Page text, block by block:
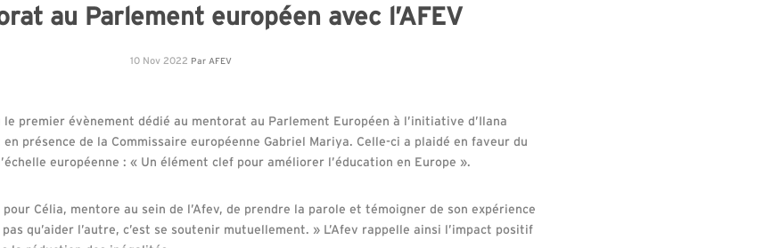
au Parlement européen avec l’AFEV
10 Nov 2022 Par AFEV
premier évènement dédié au mentorat au Parlement Européen à l’initiative d’Ilana
présence de la Commissaire européenne Gabriel Mariya. Celle-ci a plaidé en faveur du
européenne : « Un élément clef pour améliorer l’éducation en Europe ».
Célia, mentore au sein de l’Afev, de prendre la parole et témoigner de son expérience
qu’aider l’autre, c’est se soutenir mutuellement. » L’Afev rappelle ainsi l’impact positif